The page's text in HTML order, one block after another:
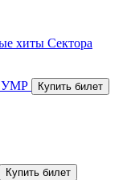
хиты Сектора
УМР